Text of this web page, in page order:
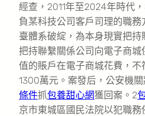
經查，2011年至2024年時代
負某科技公司客戶司理的職
臺體系破綻，為本身現實把
把持聯繫關係公司向電子商
值的賬戶在電子商城花費，
1300萬元。案發后，公安機
條件抓包養甜心網獲回案。2
京市東城區國民法院以犯職